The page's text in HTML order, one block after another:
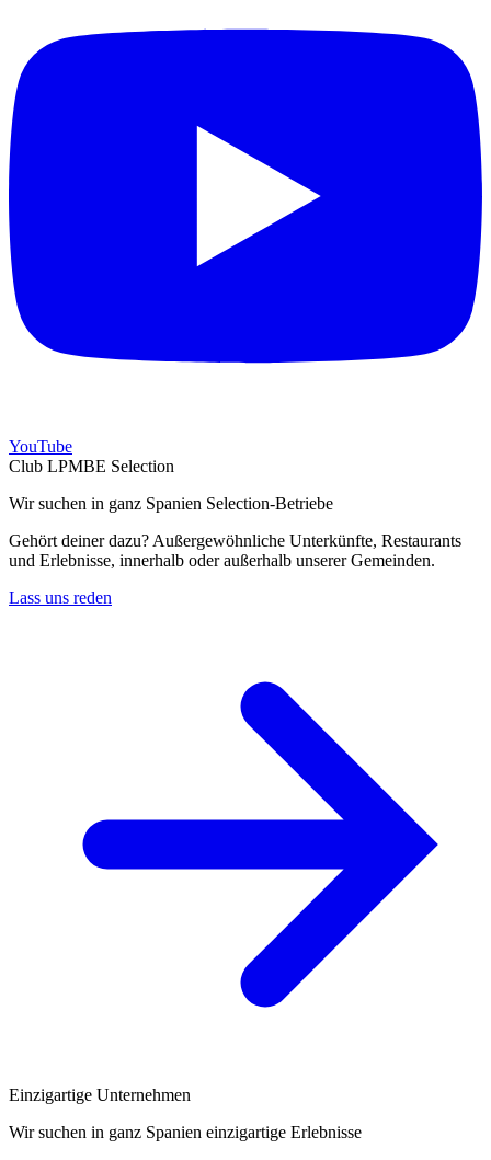
YouTube
Club LPMBE Selection
Wir suchen in ganz Spanien Selection-Betriebe
Gehört deiner dazu? Außergewöhnliche Unterkünfte, Restaurants
und Erlebnisse, innerhalb oder außerhalb unserer Gemeinden.
Lass uns reden
Einzigartige Unternehmen
Wir suchen in ganz Spanien einzigartige Erlebnisse